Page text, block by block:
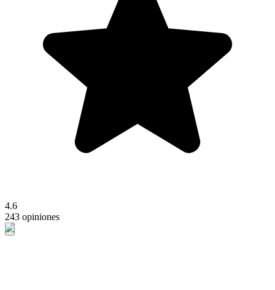
4.6
243 opiniones